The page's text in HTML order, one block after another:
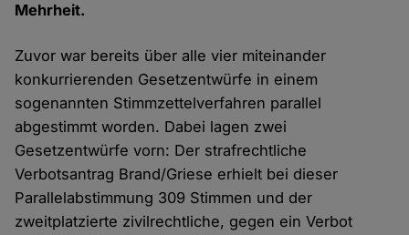
Mehrheit.
Zuvor war bereits über alle vier miteinander
konkurrierenden Gesetzentwürfe in einem
sogenannten Stimmzettelverfahren parallel
abgestimmt worden. Dabei lagen zwei
Gesetzentwürfe vorn: Der strafrechtliche
Verbotsantrag Brand/Griese erhielt bei dieser
Parallelabstimmung 309 Stimmen und der
zweitplatzierte zivilrechtliche, gegen ein Verbot